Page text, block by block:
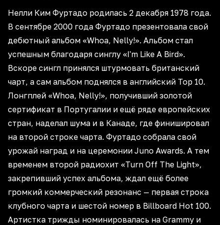
Нелли Ким Фуртадо родилась 2 декабря 1978 года.
В сентябре 2000 года Фуртадо презентовала свой
дебютный альбом «Whoa, Nelly!». Альбом стал
успешным благодаря синглу «I'm Like A Bird».
Вскоре сингл принялся штурмовать британский
чарт, а сам альбом поднялся в английский Тор 10.
Лонгплей «Whoa, Nelly!», получивший золотой
сертификат в Португалии и ещё ряде европейских
стран, наделал шума и в Канаде, где финишировал
на второй строке чарта. Фуртадо собрала свой
урожай наград и на церемонии Juno Awards. А тем
временем второй радиохит «Turn Off The Light»,
закрепивший успех альбома, ждал ещё более
громкий коммерческий резонанс — первая строка
клубного чарта и шестой номер в Billboard Hot 100.
Артистка трижды номинировалась на Grammy и